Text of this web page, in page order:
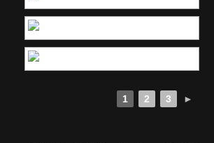
1 2 3 ►